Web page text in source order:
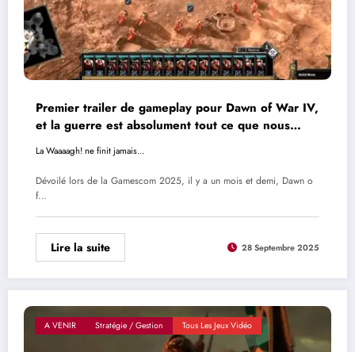
Premier trailer de gameplay pour Dawn of War IV,
et la guerre est absolument tout ce que nous
La Waaaagh! ne finit jamais...
Dévoilé lors de la Gamescom 2025, il y a un mois et demi, Dawn o
f…
Lire la suite 28 Septembre 2025
A VENIR Stratégie / Gestion Tous Les Jeux Vidéo